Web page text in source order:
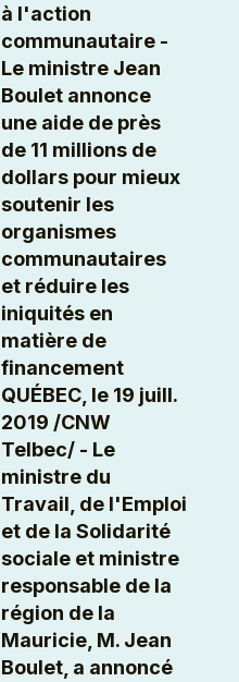
à l'action
communautaire -
Le ministre Jean
Boulet annonce
une aide de près
de 11 millions de
dollars pour mieux
soutenir les
organismes
communautaires
et réduire les
iniquités en
matière de
financement
QUÉBEC, le 19 juill.
2019 /CNW
Telbec/ - Le
ministre du
Travail, de l'Emploi
et de la Solidarité
sociale et ministre
responsable de la
région de la
Mauricie, M. Jean
Boulet, a annoncé